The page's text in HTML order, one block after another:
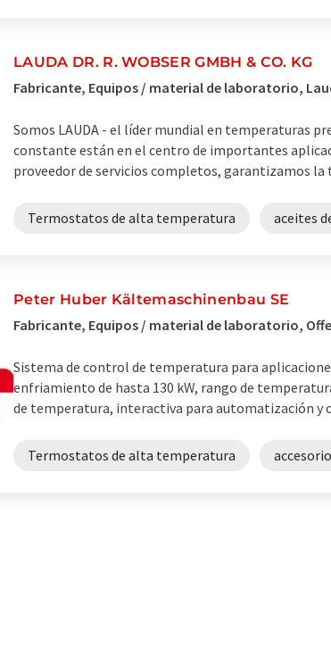
LAUDA DR. R. WOBSER GMBH & CO. KG
Fabricante, Equipos / material de laboratorio,
Somos LAUDA - el líder mundial en temperaturas
constante están en el centro de importantes
proveedor de servicios completos, garantizamos
Termostatos de alta temperatura aceites
Peter Huber Kältemaschinenbau SE
Fabricante, Equipos / material de laboratorio,
Sistema de control de temperatura para
enfriamiento de hasta 130 kW, rango de
de temperatura, interactiva para automatización y
Termostatos de alta temperatura